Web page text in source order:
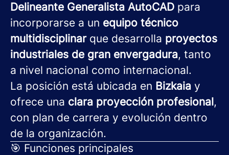
Delineante Generalista AutoCAD para
incorporarse a un equipo técnico
multidisciplinarque desarrolla proyectos
industriales de gran envergadura, tanto
a nivel nacional como internacional.
La posición está ubicada en Bizkaia y
ofrece una clara proyección profesional,
con plan de carrera y evolución dentro
de la organización.
🎯 Funciones principales